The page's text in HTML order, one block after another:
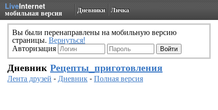
LiveInternet
мобильная версия Дневники Личка
Вы были перенаправлены на мобильную версию
страницы. Вернуться!
Авторизация
Дневник Рецепты_приготовления
Лента друзей -Дневник-Полная версия